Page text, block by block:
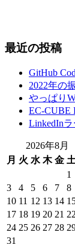
最近の投稿
GitHub
2022年の
やっぱり
EC-CUBE
LinkedIn
2026年8月
月 火 水 木 金 土
1
3
4 5 6 7 8
10 11 12 13 14
17 18 19 20 21 22
24 25 26 27 28
31